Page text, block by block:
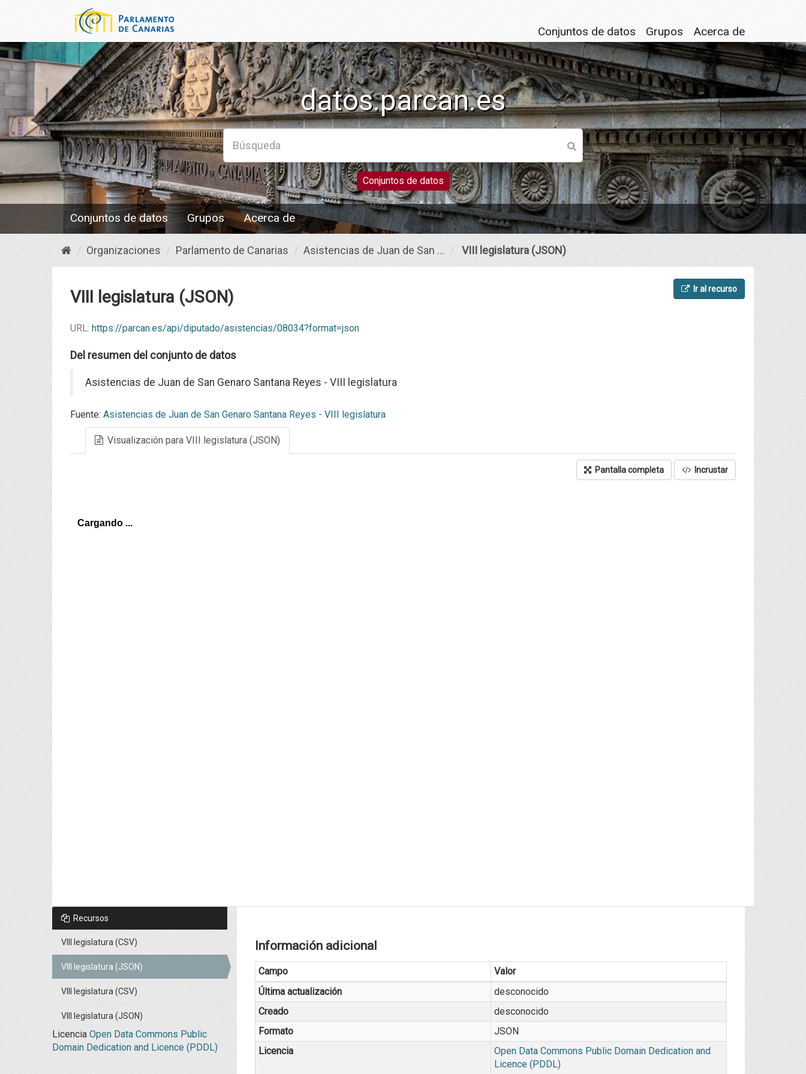
Conjuntos de datos Grupos Acerca de
datos.parcan.es
Conjuntos de datos
Conjuntos de datos Grupos Acerca de
Organizaciones Parlamento de Canarias Asistencias de Juan de San ... VIII legislatura (JSON)
Ir al recurso
VIII legislatura (JSON)
URL: https://parcan.es/api/diputado/asistencias/08034?format=json
Del resumen del conjunto de datos
Asistencias de Juan de San Genaro Santana Reyes - VIII legislatura
Fuente: Asistencias de Juan de San Genaro Santana Reyes - VIII legislatura
Visualización para VIII legislatura (JSON)
Pantalla completa Incrustar
Recursos
VIII legislatura (CSV)
VIII legislatura (JSON)
VIII legislatura (CSV)
VIII legislatura (JSON)
Licencia Open Data Commons Public
Domain Dedication and Licence (PDDL)
Información adicional
Campo
Valor
Última actualización
desconocido
Creado
desconocido
Formato
JSON
Licencia
Open Data Commons Public Domain Dedication and
Licence (PDDL)